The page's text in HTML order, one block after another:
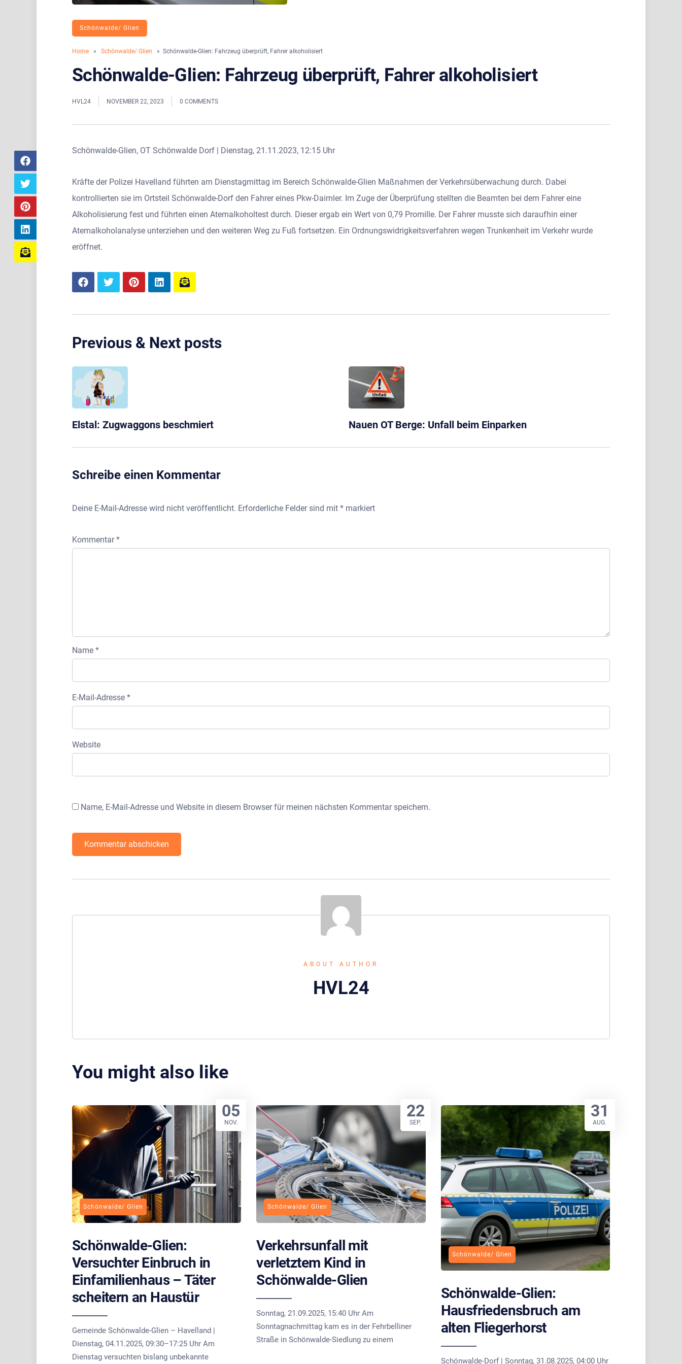
Schönwalde/ Glien
Home » Schönwalde/ Glien » Schönwalde-Glien: Fahrzeug überprüft, Fahrer alkoholisiert
Schönwalde-Glien: Fahrzeug überprüft, Fahrer alkoholisiert
HVL24 NOVEMBER 22, 2023 0 COMMENTS
Schönwalde-Glien, OT Schönwalde Dorf | Dienstag, 21.11.2023, 12:15 Uhr
Kräfte der Polizei Havelland führten am Dienstagmittag im Bereich Schönwalde-Glien Maßnahmen der Verkehrsüberwachung durch. Dabei
kontrollierten sie im Ortsteil Schönwalde-Dorf den Fahrer eines Pkw-Daimler. Im Zuge der Überprüfung stellten die Beamten bei dem Fahrer eine
Alkoholisierung fest und führten einen Atemalkoholtest durch. Dieser ergab ein Wert von 0,79 Promille. Der Fahrer musste sich daraufhin einer
Atemalkoholanalyse unterziehen und den weiteren Weg zu Fuß fortsetzen. Ein Ordnungswidrigkeitsverfahren wegen Trunkenheit im Verkehr wurde
eröffnet.
Previous & Next posts
Elstal: Zugwaggons beschmiert Nauen OT Berge: Unfall beim Einparken
Schreibe einen Kommentar
Deine E-Mail-Adresse wird nicht veröffentlicht. Erforderliche Felder sind mit * markiert
Kommentar*
Name *
E-Mail-Adresse *
Website
Name, E-Mail-Adresse und Website in diesem Browser für meinen nächsten Kommentar speichern.
ABOUT AUTHOR
HVL24
You might also like
Schönwalde/ Glien
Schönwalde-Glien:
Versuchter Einbruch in
Einfamilienhaus – Täter
scheitern an Haustür
Gemeinde Schönwalde-Glien – Havelland |
Dienstag, 04.11.2025, 09:30–17:25 Uhr Am
Dienstag versuchten bislang unbekannte
05
NOV.
Schönwalde/ Glien
Verkehrsunfall mit
verletztem Kind in
Schönwalde-Glien
Sonntag, 21.09.2025, 15:40 Uhr Am
Sonntagnachmittag kam es in der Fehrbelliner
Straße in Schönwalde-Siedlung zu einem
22
SEP.
Schönwalde/ Glien
Schönwalde-Glien:
Hausfriedensbruch am
alten Fliegerhorst
Schönwalde-Dorf | Sonntag, 31.08.2025, 04:00 Uhr
31
AUG.